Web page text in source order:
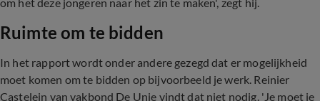
Ruimte om te bidden
In het rapport wordt onder andere gezegd dat er mogelijkheid
moet komen om te bidden op bijvoorbeeld je werk. Reinier
Castelein van vakbond De Unie vindt dat niet nodig. 'Je moet je